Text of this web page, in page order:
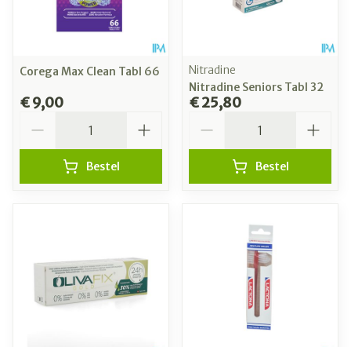
Corega Max Clean Tabl 66
€ 9,00
Bestel
Nitradine
Nitradine Seniors Tabl 32
€ 25,80
Bestel